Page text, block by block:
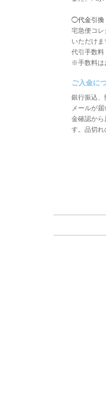
◯代金引換
宅急便コレ
いただけま
代引手数料
※手数料は
ご入金に
銀行振込、
メールが
金確認から
す。品切れ